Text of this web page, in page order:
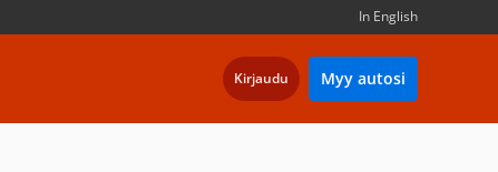
In English
Kirjaudu Myy autosi